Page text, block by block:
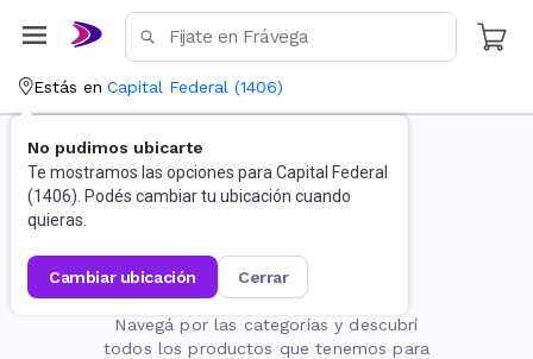
Estás en Capital Federal (1406)
No pudimos ubicarte
Te mostramos las opciones para Capital Federal
(1406). Podés cambiar tu ubicación cuando
quieras.
cambiar ubicación cerrar
La página no existe
Navegá por las categorías y descubrí
todos los productos que tenemos para